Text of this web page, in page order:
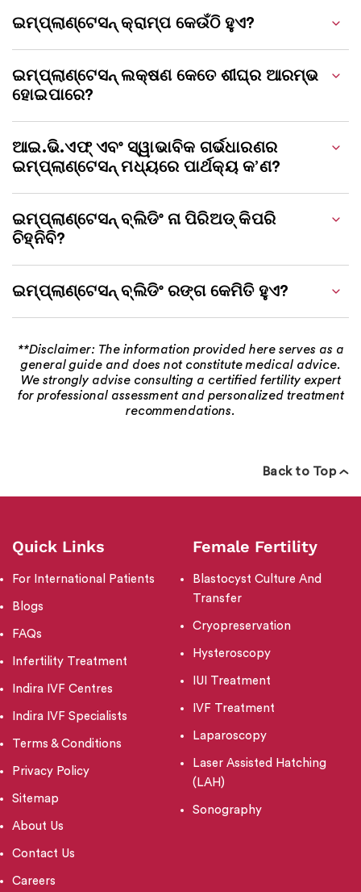
ଇମ୍ପ୍ଲାଣ୍ଟେସନ୍ କ୍ରାମ୍ପ କେଉଁଠି ହୁଏ?
ଇମ୍ପ୍ଲାଣ୍ଟେସନ୍ ଲକ୍ଷଣ କେତେ ଶୀଘ୍ର ଆରମ୍ଭ
ହୋଇପାରେ?
ଆଇ.ଭି.ଏଫ୍ ଏବଂ ସ୍ୱାଭାବିକ ଗର୍ଭଧାରଣର
ଇମ୍ପ୍ଲାଣ୍ଟେସନ୍ ମଧ୍ୟରେ ପାର୍ଥକ୍ୟ କ’ଣ?
ଇମ୍ପ୍ଲାଣ୍ଟେସନ୍ ବ୍ଲିଡିଂ ନା ପିରିଅଡ୍ କିପରି
ଚିହ୍ନିବି?
ଇମ୍ପ୍ଲାଣ୍ଟେସନ୍ ବ୍ଲିଡିଂ ରଙ୍ଗ କେମିତି ହୁଏ?
**Disclaimer: The information provided here serves as a
general guide and does not constitute medical advice.
We strongly advise consulting a certified fertility expert
for professional assessment and personalized treatment
recommendations.
Back to Top
Quick Links
For International Patients
Blogs
FAQs
Infertility Treatment
Indira IVF Centres
Indira IVF Specialists
Terms & Conditions
Privacy Policy
Sitemap
About Us
Contact Us
Careers
Female Fertility
Blastocyst Culture And
Transfer
Cryopreservation
Hysteroscopy
IUI Treatment
IVF Treatment
Laparoscopy
Laser Assisted Hatching
(LAH)
Sonography